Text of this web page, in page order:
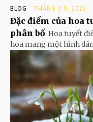
BLOG THÁNG 3 9, 2023
Đặc điểm của hoa
phân bố Hoa tuyết
hoa mang một hình